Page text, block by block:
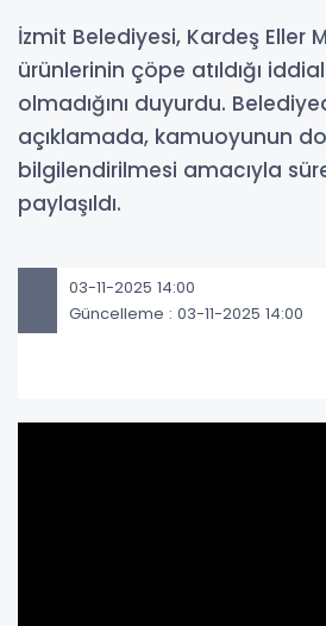
İzmit Belediyesi, Kardeş Eller
ürünlerinin çöpe atıldığı
olmadığını duyurdu.
açıklamada, kamuoyunun
bilgilendirilmesi amacıyla
paylaşıldı.
03-11-2025 14:00
Güncelleme : 03-11-2025 14:00